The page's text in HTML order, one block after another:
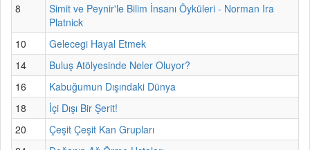
8
Simit ve Peynir'le Bilim İnsanı Öyküleri - Norman Ira
Platnick
10
Gelecegi Hayal Etmek
14
Buluş Atölyesinde Neler Oluyor?
16
Kabuğumun Dışındaki Dünya
18
İçi Dışı Bir Şerit!
20
Çeşit Çeşit Kan Grupları